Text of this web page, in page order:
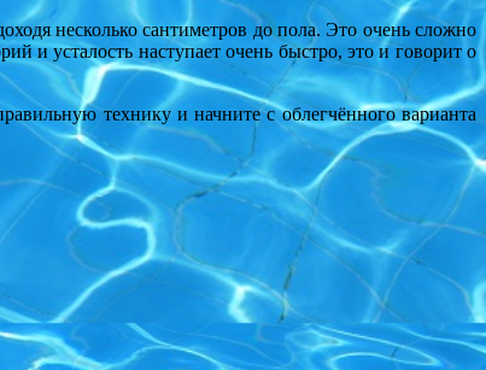
несколько сантиметров до пола. Это очень сложно
и усталость наступает очень быстро, это и говорит о
технику и начните с облегчённого варианта